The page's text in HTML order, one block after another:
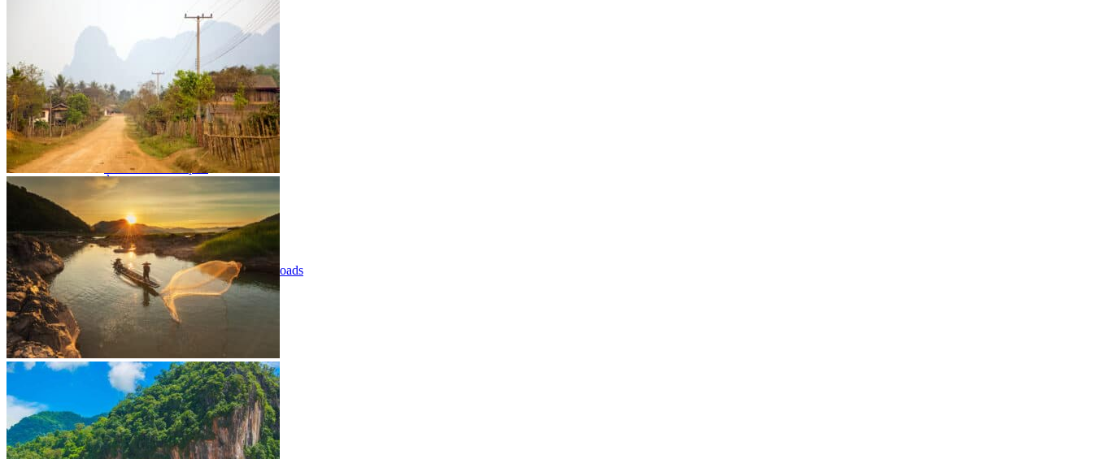
Présentation du Laos
Météo et climat au Laos
Le Laos vu du ciel
Meilleurs restaurants au Laos
Festivals au Laos
Distances au Laos
Carte détaillée du Laos
Préparer son voyage au Laos
Hôtels partenaires
Infos avant le départ
À lire avant de partir au Laos
Vols et accès au Laos
Maîtrisez les mots essentiels
Notre agence
Notre agence au Laos
Réseau Asian Roads
Garanties et engagements Asian Roads
Avis de nos voyageurs
Demande d'info
09 83 40 65 79